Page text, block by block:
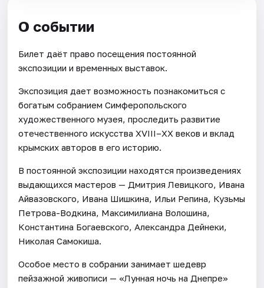
О событии
Билет даёт право посещения постоянной
экспозиции и временных выставок.
Экспозиция дает возможность познакомиться с
богатым собранием Симферопольского
художественного музея, проследить развитие
отечественного искусства XVIII–ХХ веков и вклад
крымских авторов в его историю.
В постоянной экспозиции находятся произведениях
выдающихся мастеров — Дмитрия Левицкого, Ивана
Айвазовского, Ивана Шишкина, Ильи Репина, Кузьмы
Петрова-Водкина, Максимилиана Волошина,
Константина Богаевского, Александра Дейнеки,
Николая Самокиша.
Особое место в собрании занимает шедевр
пейзажной живописи — «Лунная ночь на Днепре»